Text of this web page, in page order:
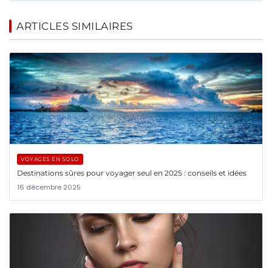
ARTICLES SIMILAIRES
VOYAGES EN SOLO
Destinations sûres pour voyager seul en 2025 : conseils et idées
16 décembre 2025